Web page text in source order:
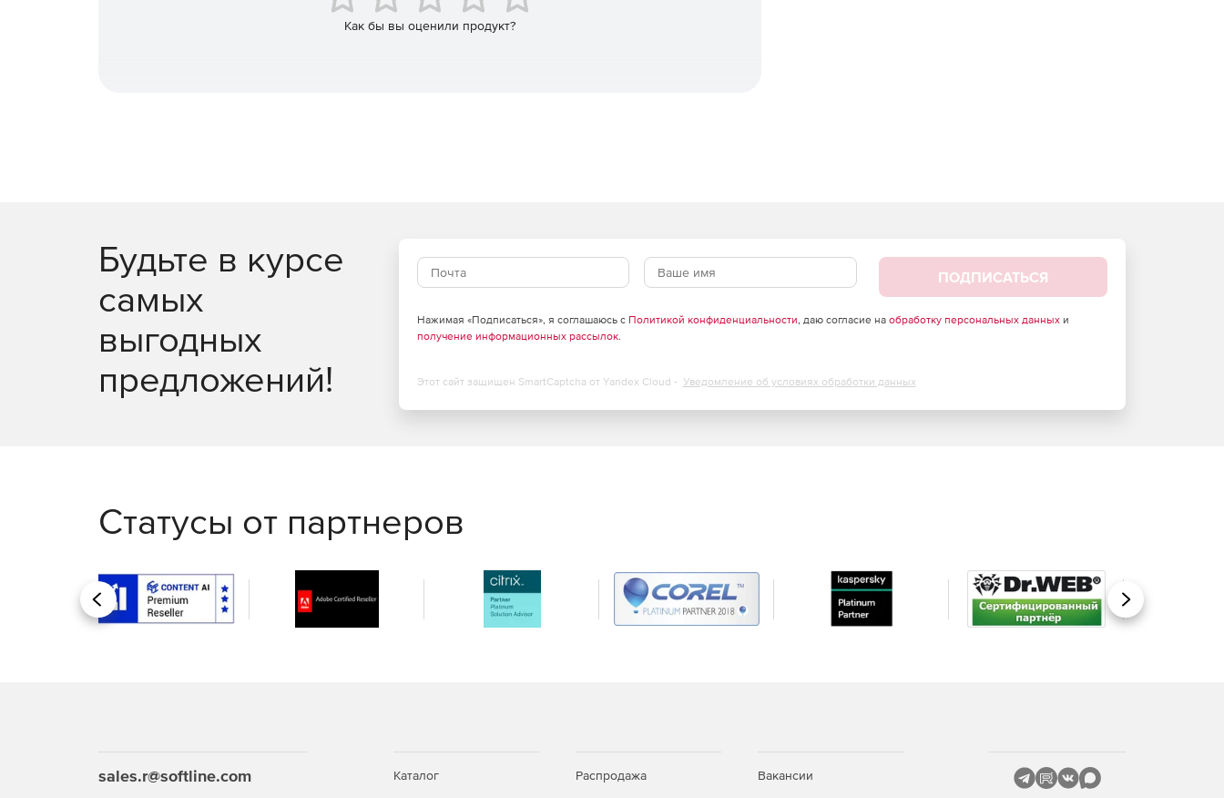
Как бы вы оценили продукт?
Будьте в курсе
самых
выгодных
предложений!
ПОДПИСАТЬСЯ
Нажимая «Подписаться», я соглашаюсь с Политикой конфиденциальности, даю согласие на обработку персональных данныхи
получение информационных рассылок.
Этот сайт защищен SmartCaptcha от Yandex Cloud - Уведомление об условиях обработки данных
Статусы от партнеров
Назад Вперед
sales.r@softline.com Каталог Распродажа Вакансии